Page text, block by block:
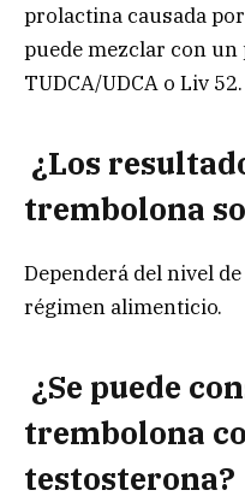
prolactina causada
puede mezclar con
TUDCA/UDCA o Liv 52.
¿Los
trembolona
Dependerá del nivel
régimen alimenticio.
¿Se puede
trembolona
testosterona?